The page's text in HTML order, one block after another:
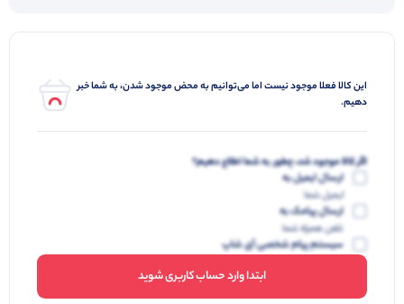
این کالا فعلا موجود نیست اما می‌توانیم به محض موجود شدن، به شما خبر
دهیم.
اگر کالا موجود شد، چطور به شما اطلاع دهیم؟
ارسال ایمیل به
ایمیل شما
ارسال پیامک به
تلفن همراه شما
سیستم پیام شخصی آی شاپ
ابتدا وارد حساب کاربری شوید